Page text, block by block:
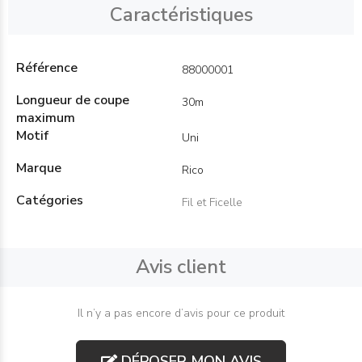
Caractéristiques
Référence 88000001
Longueur de coupe
maximum
30m
Motif Uni
Marque Rico
Catégories Fil et Ficelle
Avis client
Il n’y a pas encore d’avis pour ce produit